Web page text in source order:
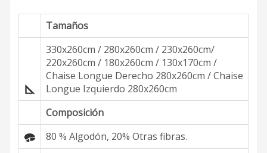
Tamaños
330x260cm / 280x260cm / 230x260cm/
220x260cm / 180x260cm / 130x170cm /
Chaise Longue Derecho 280x260cm / Chaise
Longue Izquierdo 280x260cm
Composición
80 % Algodón, 20% Otras fibras.